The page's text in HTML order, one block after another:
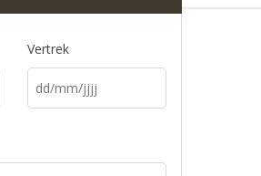
Vertrek